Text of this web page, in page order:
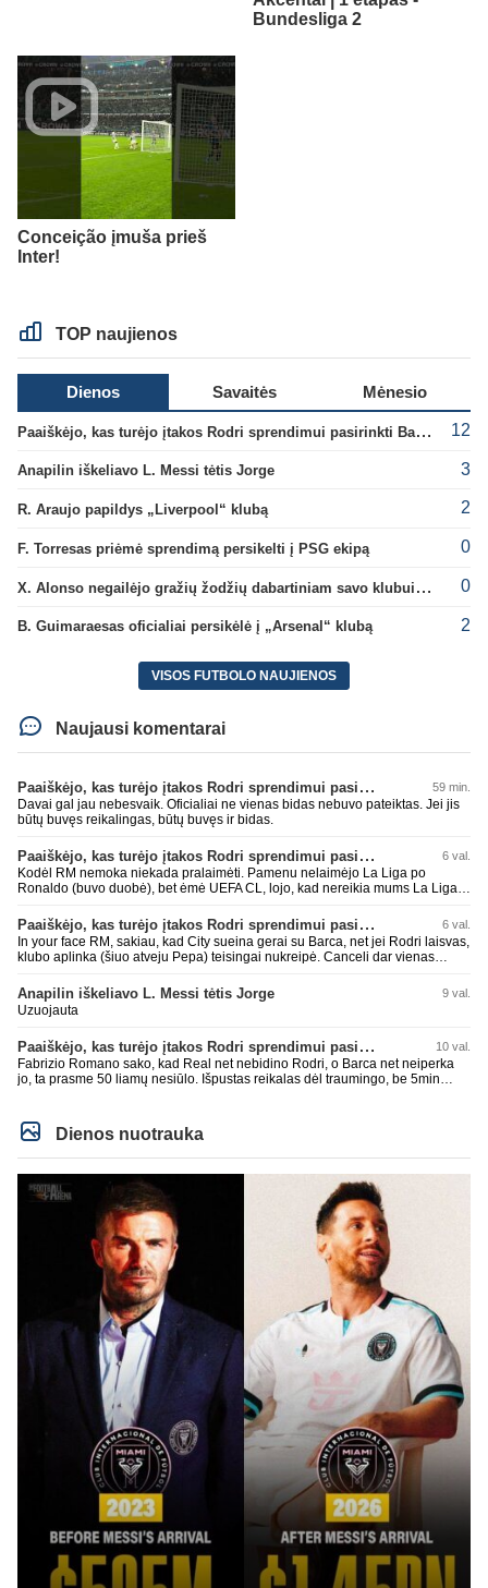
Bundesliga 2
Conceição įmuša prieš
Inter!
TOP naujienos
Dienos Savaitės Mėnesio
Paaiškėjo, kas turėjo įtakos Rodri sprendimui pasirinkti Barselonos pusę 12
Anapilin iškeliavo L. Messi tėtis Jorge 3
R. Araujo papildys „Liverpool“ klubą 2
F. Torresas priėmė sprendimą persikelti į PSG ekipą 0
X. Alonso negailėjo gražių žodžių dabartiniam savo klubui „Chelsea“ 0
B. Guimaraesas oficialiai persikėlė į „Arsenal“ klubą 2
VISOS FUTBOLO NAUJIENOS
Naujausi komentarai
Paaiškėjo, kas turėjo įtakos Rodri sprendimui pasirinkti Barselonos pusę 59 min.
Davai gal jau nebesvaik. Oficialiai ne vienas bidas nebuvo pateiktas. Jei jis
būtų buvęs reikalingas, būtų buvęs ir bidas.
Paaiškėjo, kas turėjo įtakos Rodri sprendimui pasirinkti Barselonos pusę 6 val.
Kodėl RM nemoka niekada pralaimėti. Pamenu nelaimėjo La Liga po
Ronaldo (buvo duobė), bet ėmė UEFA CL, lojo, kad nereikia mums La Liga,
laimėti La Liga. Dabar vėl gavo nuo Barcos ir Rodri ateina ne pas juos, vėl
nereikia mums jo, senas ir t.t. Gal davai vyriškai priimkit tuos pralaimėjimus
be kvailų nereikia, nenorim ir t.t.
Paaiškėjo, kas turėjo įtakos Rodri sprendimui pasirinkti Barselonos pusę 6 val.
In your face RM, sakiau, kad City sueina gerai su Barca, net jei Rodri laisvas,
klubo aplinka (šiuo atveju Pepa) teisingai nukreipė. Canceli dar vienas
Super
Anapilin iškeliavo L. Messi tėtis Jorge 9 val.
Uzuojauta
Paaiškėjo, kas turėjo įtakos Rodri sprendimui pasirinkti Barselonos pusę 10 val.
Fabrizio Romano sako, kad Real net nebidino Rodri, o Barca net neiperka
jo, ta prasme 50 liamų nesiūlo. Išpustas reikalas dėl traumingo, be 5min
Dienos nuotrauka